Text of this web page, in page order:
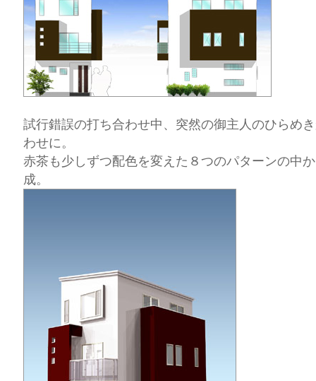
試行錯誤の打ち合わせ中、突然の御主人のひらめ
わせに。
赤茶も少しずつ配色を変えた８つのパターンの中
成。